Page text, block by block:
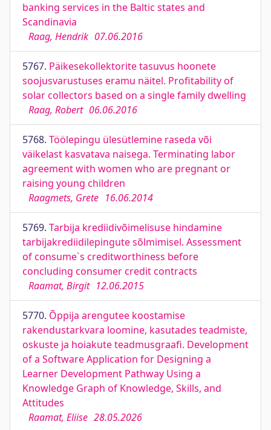
banking services in the Baltic states and
Scandinavia
Raag, Hendrik 07.06.2016
5767. Päikesekollektorite tasuvus hoonete
soojusvarustuses eramu näitel. Profitability of
solar collectors based on a single family dwelling
Raag, Robert 06.06.2016
5768. Töölepingu ülesütlemine raseda või
väikelast kasvatava naisega. Terminating labor
agreement with women who are pregnant or
raising young children
Raagmets, Grete 16.06.2014
5769. Tarbija krediidivõimelisuse hindamine
tarbijakrediidilepingute sõlmimisel. Assessment
of consume`s creditworthiness before
concluding consumer credit contracts
Raamat, Birgit 12.06.2015
5770. Õppija arengutee koostamise
rakendustarkvara loomine, kasutades teadmiste,
oskuste ja hoiakute teadmusgraafi. Development
of a Software Application for Designing a
Learner Development Pathway Using a
Knowledge Graph of Knowledge, Skills, and
Attitudes
Raamat, Eliise 28.05.2026